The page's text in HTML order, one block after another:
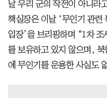
날 우리 군의 작전이 아니라
책실장은 이날 ‘무인기 관련
입장’을 브리핑하며 “1차 조
를 보유하고 있지 않으며, 북
에 무인기를 운용한 사실도